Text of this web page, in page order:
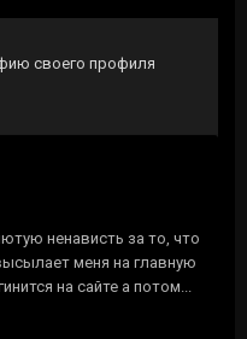
своего профиля
ненависть за то, что
меня на главную
на сайте а потом...